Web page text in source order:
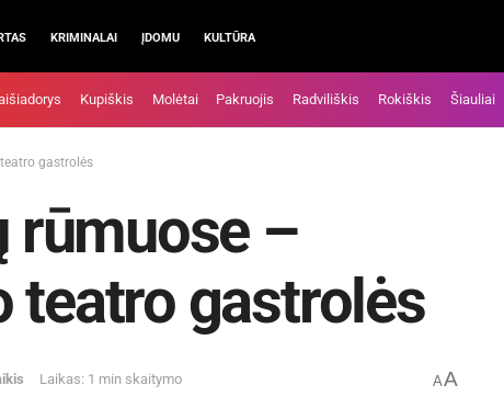
KRIMINALAI ĮDOMU KULTŪRA
Kupiškis Molėtai Pakruojis Radviliškis Rokiškis Šiauliai
gastrolės
rūmuose –
teatro gastrolės
Laikas: 1 min skaitymo AA